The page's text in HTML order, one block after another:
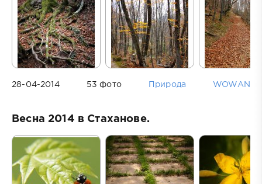
28-04-2014 53 фото Природа WOWAN
Весна 2014 в Стаханове.